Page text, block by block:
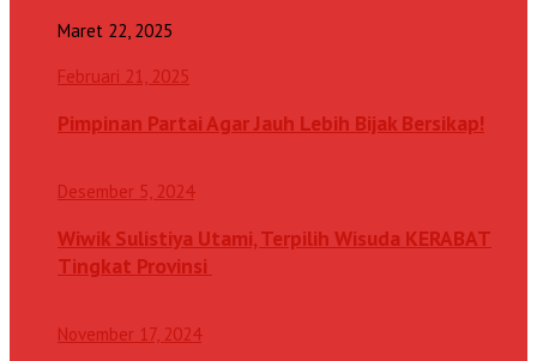
Maret 22, 2025
Februari 21, 2025
Pimpinan Partai Agar Jauh Lebih Bijak Bersikap!
Desember 5, 2024
Wiwik Sulistiya Utami, Terpilih Wisuda KERABAT
Tingkat Provinsi
November 17, 2024